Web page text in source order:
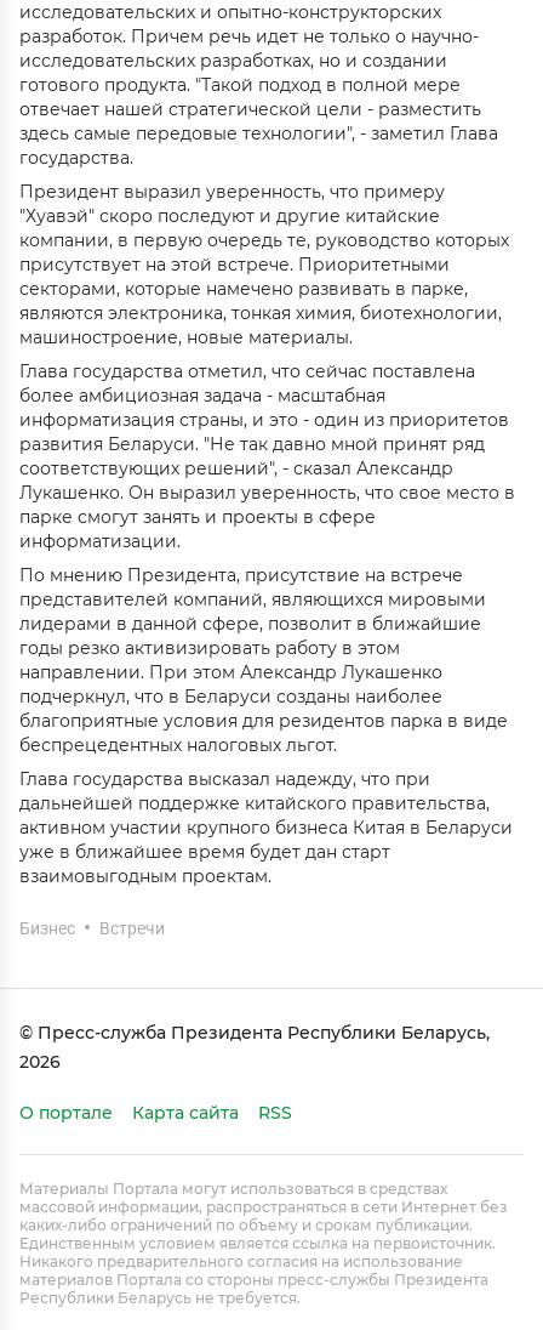
исследовательских и опытно-конструкторских
разработок. Причем речь идет не только о научно-
исследовательских разработках, но и создании
готового продукта. "Такой подход в полной мере
отвечает нашей стратегической цели - разместить
здесь самые передовые технологии", - заметил Глава
государства.
Президент выразил уверенность, что примеру
"Хуавэй" скоро последуют и другие китайские
компании, в первую очередь те, руководство которых
присутствует на этой встрече. Приоритетными
секторами, которые намечено развивать в парке,
являются электроника, тонкая химия, биотехнологии,
машиностроение, новые материалы.
Глава государства отметил, что сейчас поставлена
более амбициозная задача - масштабная
информатизация страны, и это - один из приоритетов
развития Беларуси. "Не так давно мной принят ряд
соответствующих решений", - сказал Александр
Лукашенко. Он выразил уверенность, что свое место в
парке смогут занять и проекты в сфере
информатизации.
По мнению Президента, присутствие на встрече
представителей компаний, являющихся мировыми
лидерами в данной сфере, позволит в ближайшие
годы резко активизировать работу в этом
направлении. При этом Александр Лукашенко
подчеркнул, что в Беларуси созданы наиболее
благоприятные условия для резидентов парка в виде
беспрецедентных налоговых льгот.
Глава государства высказал надежду, что при
дальнейшей поддержке китайского правительства,
активном участии крупного бизнеса Китая в Беларуси
уже в ближайшее время будет дан старт
взаимовыгодным проектам.
Бизнес Встречи
© Пресс-служба Президента Республики Беларусь,
2026
О портале Карта сайта RSS
Материалы Портала могут использоваться в средствах
массовой информации, распространяться в сети Интернет без
каких-либо ограничений по объему и срокам публикации.
Единственным условием является ссылка на первоисточник.
Никакого предварительного согласия на использование
материалов Портала со стороны пресс-службы Президента
Республики Беларусь не требуется.